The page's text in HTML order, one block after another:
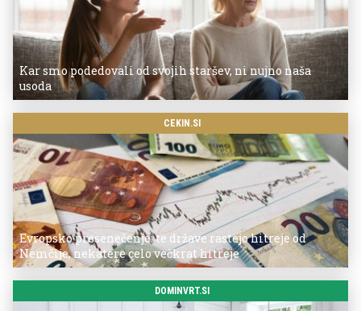
Kar smo podedovali od svojih staršev, ni nujno naša
usoda
CEKIN.SI
Evropsko presenečenje: te države rastejo hitreje od
Nemčije, nekatere celo večkrat hitreje
DOMINVRT.SI